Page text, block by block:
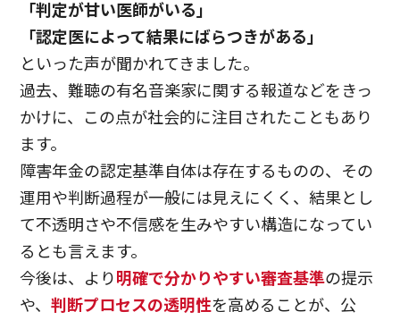
「判定が甘い医師がいる」
「認定医によって結果にばらつきがある」
といった声が聞かれてきました。
過去、難聴の有名音楽家に関する報道などをきっ
かけに、この点が社会的に注目されたこともあり
ます。
障害年金の認定基準自体は存在するものの、その
運用や判断過程が一般には見えにくく、結果とし
て不透明さや不信感を生みやすい構造になってい
るとも言えます。
今後は、より明確で分かりやすい審査基準の提示
や、判断プロセスの透明性を高めることが、公